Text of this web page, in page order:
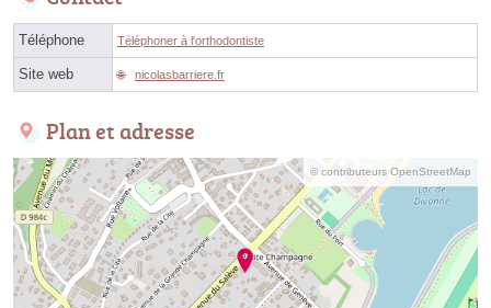
Téléphone Téléphoner à l'orthodontiste
Site web nicolasbarriere.fr
Plan et adresse
© contributeurs OpenStreetMap